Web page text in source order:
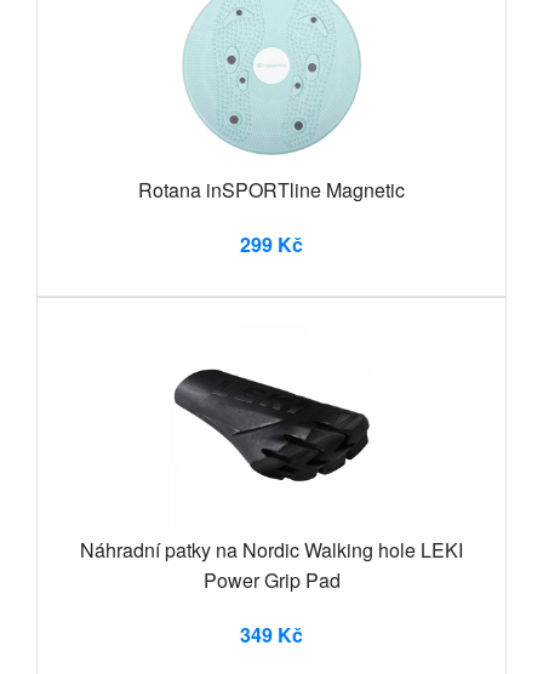
Rotana inSPORTline Magnetic
299 Kč
Náhradní patky na Nordic Walking hole LEKI
Power Grip Pad
349 Kč